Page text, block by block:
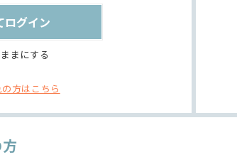
まにする
方はこちら